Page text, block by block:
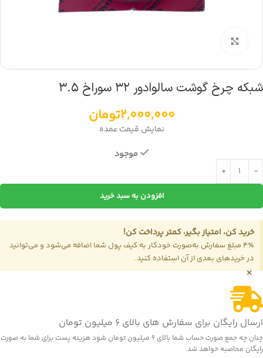
شبکه چرخ گوشت سالوادور ۳۲ سوراخ ۳.۵
2,000,000تومان
نمایش قیمت عمده
موجود
افزودن به سبد خرید
خرید کن، امتیاز بگیر، کمتر پرداخت کن!
4٪ مبلغ سفارش به‌صورت خودکار به کیف پول شما اضافه می‌شود و می‌توانید
در خریدهای بعدی از آن استفاده کنید.
×
ارسال رایگان برای سفارش های بالای 6 میلیون تومان
چنان چه جمع صورت حساب شما بالای 6 میلیون تومان شود هزینه پست برای شما به صورت
رایگان محاصبه خواهد شد.